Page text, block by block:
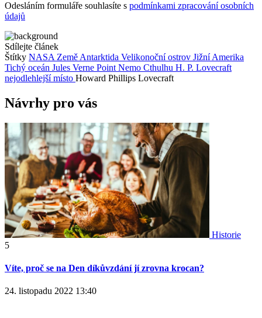
Odesláním formuláře souhlasíte s podmínkami zpracování osobních
údajů
Sdílejte článek
Štítky NASA Země Antarktida Velikonoční ostrov Jižní Amerika
Tichý oceán Jules Verne Point Nemo Cthulhu H. P. Lovecraft
nejodlehlejší místo Howard Phillips Lovecraft
Návrhy pro vás
Historie
5
Víte, proč se na Den díkůvzdání jí zrovna krocan?
24. listopadu 2022 13:40